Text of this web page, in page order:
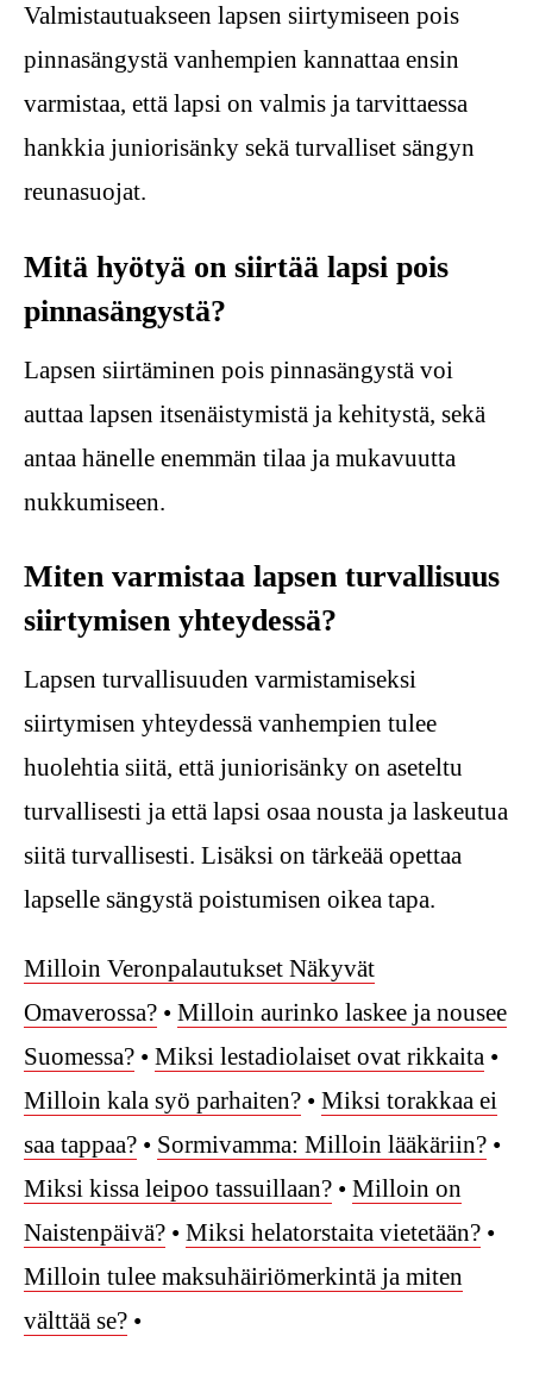
Valmistautuakseen lapsen siirtymiseen pois
pinnasängystä vanhempien kannattaa ensin
varmistaa, että lapsi on valmis ja tarvittaessa
hankkia juniorisänky sekä turvalliset sängyn
reunasuojat.
Mitä hyötyä on siirtää lapsi pois
pinnasängystä?
Lapsen siirtäminen pois pinnasängystä voi
auttaa lapsen itsenäistymistä ja kehitystä, sekä
antaa hänelle enemmän tilaa ja mukavuutta
nukkumiseen.
Miten varmistaa lapsen turvallisuus
siirtymisen yhteydessä?
Lapsen turvallisuuden varmistamiseksi
siirtymisen yhteydessä vanhempien tulee
huolehtia siitä, että juniorisänky on aseteltu
turvallisesti ja että lapsi osaa nousta ja laskeutua
siitä turvallisesti. Lisäksi on tärkeää opettaa
lapselle sängystä poistumisen oikea tapa.
Milloin Veronpalautukset Näkyvät
Omaverossa? • Milloin aurinko laskee ja nousee
Suomessa? • Miksi lestadiolaiset ovat rikkaita •
Milloin kala syö parhaiten? • Miksi torakkaa ei
saa tappaa? • Sormivamma: Milloin lääkäriin? •
Miksi kissa leipoo tassuillaan? • Milloin on
Naistenpäivä? • Miksi helatorstaita vietetään? •
Milloin tulee maksuhäiriömerkintä ja miten
välttää se? •